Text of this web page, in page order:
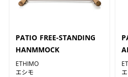
PATIO FREE-STANDING
HANMMOCK
ETHIMO
エシモ